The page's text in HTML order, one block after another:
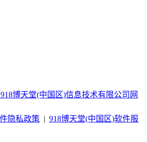
博天堂(中国区)信息技术有限公司 网
隐私政策
918博天堂(中国区)软件服